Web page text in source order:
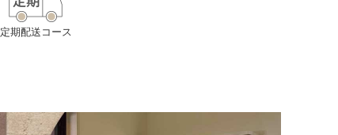
定期配送コース